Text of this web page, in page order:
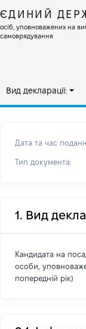
ЄДИНИЙ
осіб, уповноважених на
самоврядування
Вид декларації:
Дата та час
Тип документа:
1. Вид
Кандидата на
особи,
попередній рік)